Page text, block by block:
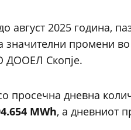
август 2025 година,
значителни промени
ДООЕЛ Скопје.
просечна дневна
MWh, а дневниот